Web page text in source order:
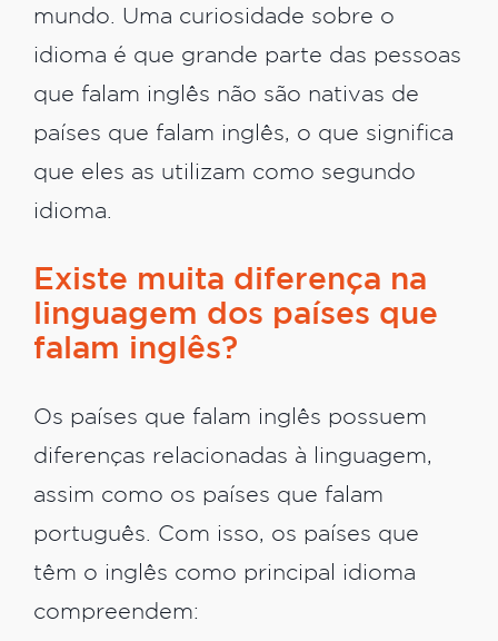
mundo. Uma curiosidade sobre o
idioma é que grande parte das pessoas
que falam inglês não são nativas de
países que falam inglês, o que significa
que eles as utilizam como segundo
idioma.
Existe muita diferença na
linguagem dos países que
falam inglês?
Os países que falam inglês possuem
diferenças relacionadas à linguagem,
assim como os países que falam
português. Com isso, os países que
têm o inglês como principal idioma
compreendem: